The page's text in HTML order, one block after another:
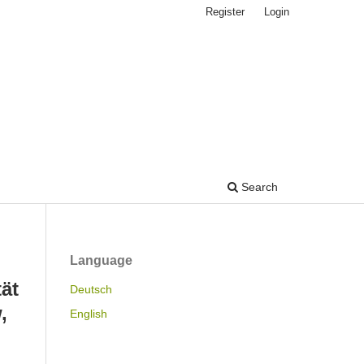
Search
Register Login
Language
Deutsch
English